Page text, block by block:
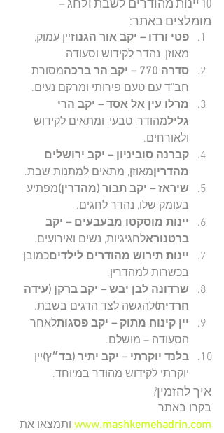
מומלצים באתר:
פטי ורדו – יקב אור הגנוזיין עמוק,
מאוזן, נהדר לקידוש וסעודה.
סדרה 770 – יקב הר ברכה
מסורת
חב"ד עם טעם פירותי ומרקם נעים.
מרלו עין אל אסד – יקב הרי
גלילמהודר, טבעי, ומתאים לקידוש
ולאורחים.
קברנה סוביניון – יקב ירושלים
מהדריןמאוזן, מתאים למתנות שבת.
שיראז – יקב תבור (מהדרין)מפתיע
בעומק שלו, נהדר לחגים.
יינות מוסקטו מבעבעים – יקב
ברטנוראלחגיגיות, נשים ואירועים.
יינות תירוש מהודרים לילדיםכמובן
בכשרות למהדרין.
שרדונה לבן יבש – יקב ברקן (עידה
חרדית)להגשה לצד הדגים בשבת.
יין קינוח מתוק – יקב פסגותלאחר
הסעודה – מושלם.
בלנד יוקרתי – יקב יתיר (בד״ץ)יין
יוקרתי לקידוש מהודר במיוחד.
איך להזמין?
בקרו באתר
www.mashkemehadrin.com ותמצאו את